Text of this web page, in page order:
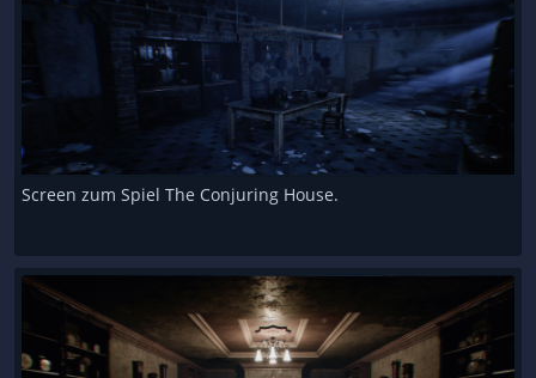
Screen zum Spiel The Conjuring House.